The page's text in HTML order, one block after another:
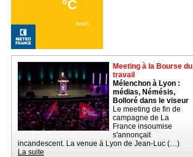
Meeting à la Bourse du
travail
Mélenchon à Lyon :
médias, Némésis,
Bolloré dans le viseur
Le meeting de fin de
campagne de La
France insoumise
s'annonçait
incandescent. La venue à Lyon de Jean-Luc (…)
La suite